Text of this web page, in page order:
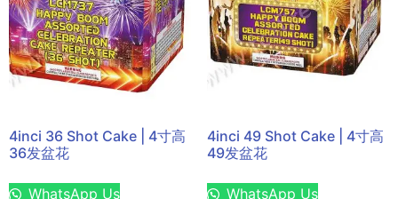
4inci 36 Shot Cake | 4寸高
36发盆花
WhatsApp Us
4inci 49 Shot Cake | 4寸高
49发盆花
WhatsApp Us